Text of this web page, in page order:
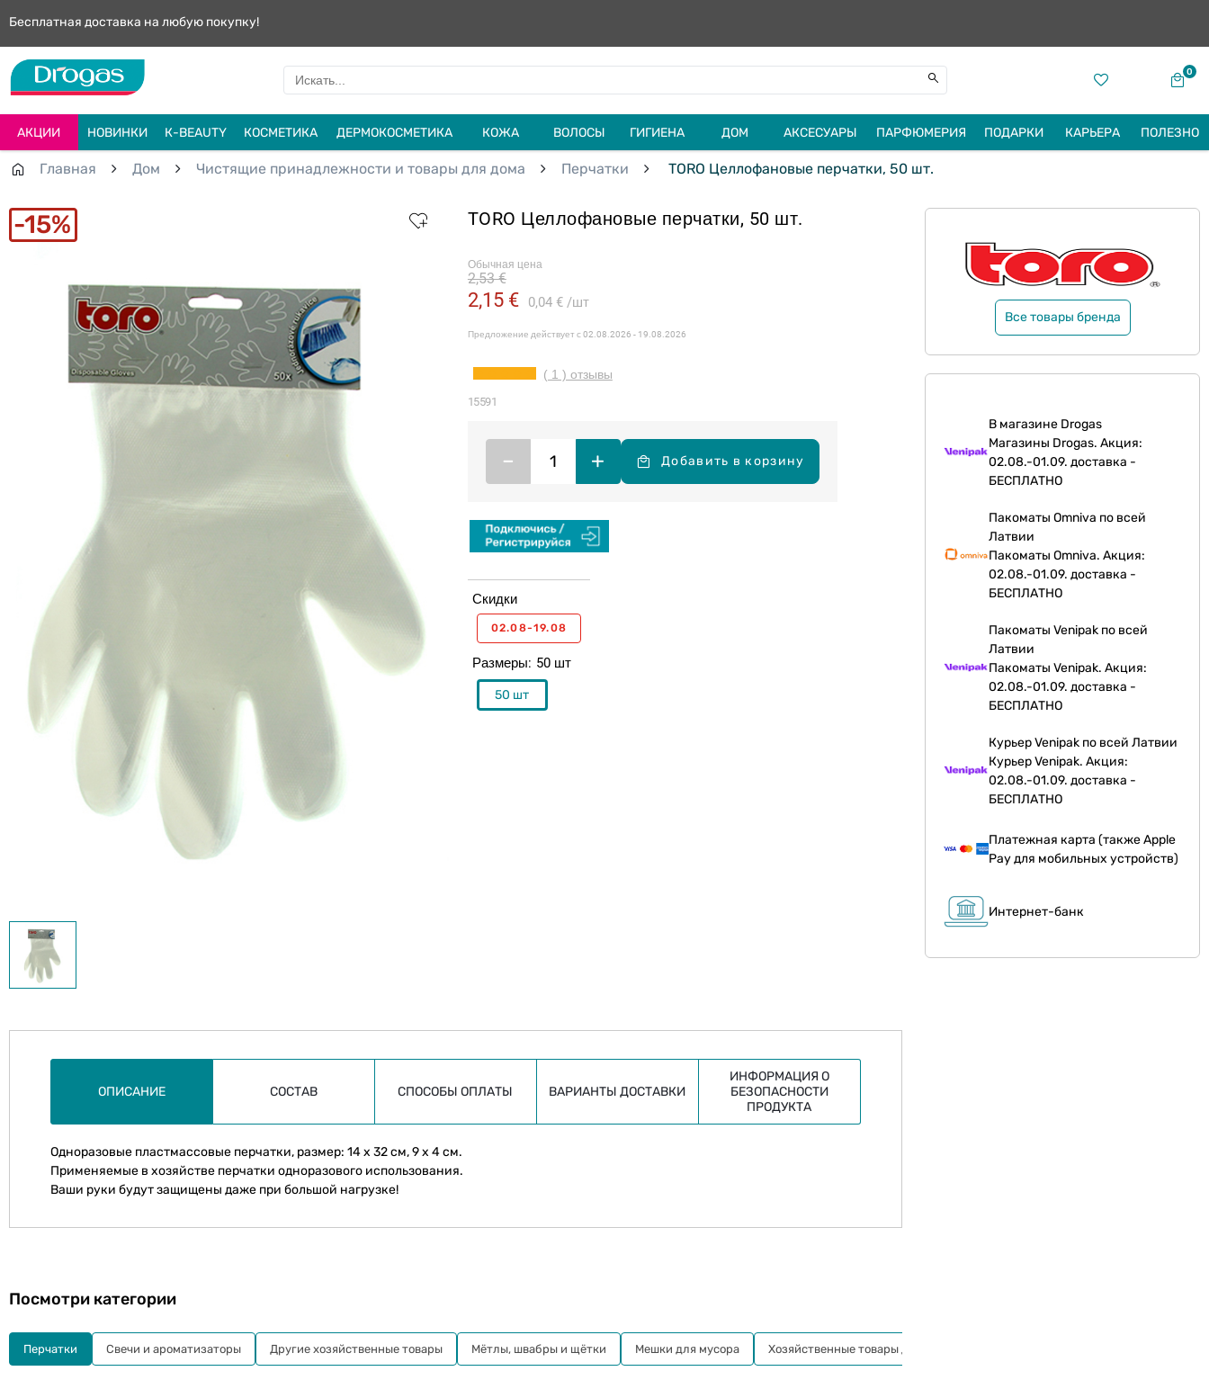
Бесплатная доставка на любую покупку!
0
АКЦИИ НОВИНКИ К-BEAUTY КОСМЕТИКА ДЕРМОКОСМЕТИКА КОЖА ВОЛОСЫ ГИГИЕНА ДОМ АКСЕСУАРЫ ПАРФЮМЕРИЯ ПОДАРКИ КАРЬЕРА ПОЛЕЗНО
Главная Дом Чистящие принадлежности и товары для дома Перчатки TORO Целлофановые перчатки, 50 шт.
15% TORO Целлофановые перчатки, 50 шт.
Обычная цена
2,15 € 0,04 € шт
2,53 €
Предложение действует с02.08.2026 - 19.08.2026
( 1 ) отзывы
15591
Размеры 50 шт
50 шт
– + Добавить в корзину
Скидки
02.08-19.08
Все товары бренда
В магазине Drogas
Магазины Drogas. Акция:
02.08.-01.09. доставка -
БЕСПЛАТНО
Пакоматы Omniva по всей
Латвии
Пакоматы Omniva. Акция:
02.08.-01.09. доставка -
БЕСПЛАТНО
Пакоматы Venipak по всей
Латвии
Пакоматы Venipak. Акция:
02.08.-01.09. доставка -
БЕСПЛАТНО
Курьер Venipak по всей Латвии
Курьер Venipak. Акция:
02.08.-01.09. доставка -
БЕСПЛАТНО
Платежная карта (также Apple
Pay для мобильных устройств)
Интернет-банк
ОПИСАНИЕ СОСТАВ СПОСОБЫ ОПЛАТЫ ВАРИАНТЫ ДОСТАВКИ
ИНФОРМАЦИЯ О
БЕЗОПАСНОСТИ
ПРОДУКТА
Одноразовые пластмассовые перчатки, размер: 14 х 32 см, 9 х 4 см.
Применяемые в хозяйстве перчатки одноразового использования.
Ваши руки будут защищены даже при большой нагрузке!
Посмотри категории
Перчатки Свечи и ароматизаторы Другие хозяйственные товары Мётлы, швабры и щётки Мешки для мусора Хозяйственные товары для кухни